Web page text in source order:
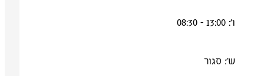
ש': סגור